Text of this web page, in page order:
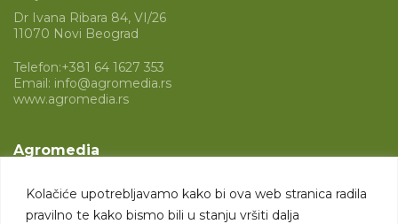
Kolačiće upotrebljavamo kako bi ova web stranica radila
pravilno te kako bismo bili u stanju vršiti dalja
Dr Ivana Ribara 84, VI/26
11070 Novi Beograd
Telefon:+381 64 1627 353
Email: info@agromedia.rs
www.agromedia.rs
Agromedia
Svet poljoprivrede